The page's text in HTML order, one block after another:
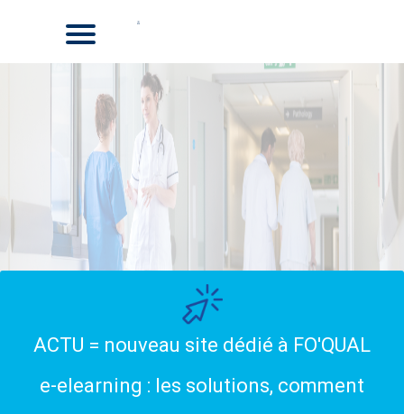
ACTU = nouveau site dédié à FO'QUAL
e-elearning : les solutions, comment